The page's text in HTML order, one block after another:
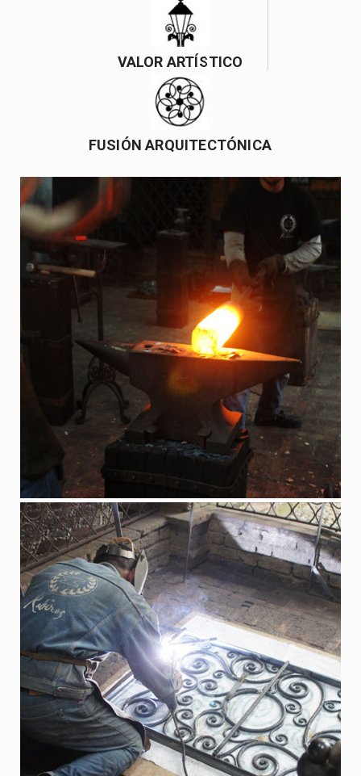
VALOR ARTÍSTICO
FUSIÓN ARQUITECTÓNICA